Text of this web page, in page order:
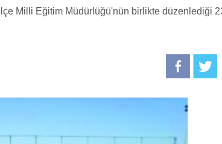
Milli Eğitim Müdürlüğü'nün birlikte düzenlediği